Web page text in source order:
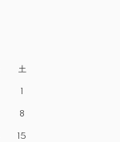
土
1
8
15